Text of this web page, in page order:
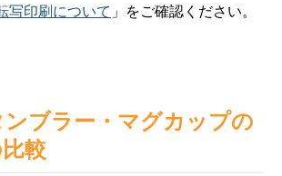
写印刷について 」をご確認ください。
ブラー・マグカップの
較